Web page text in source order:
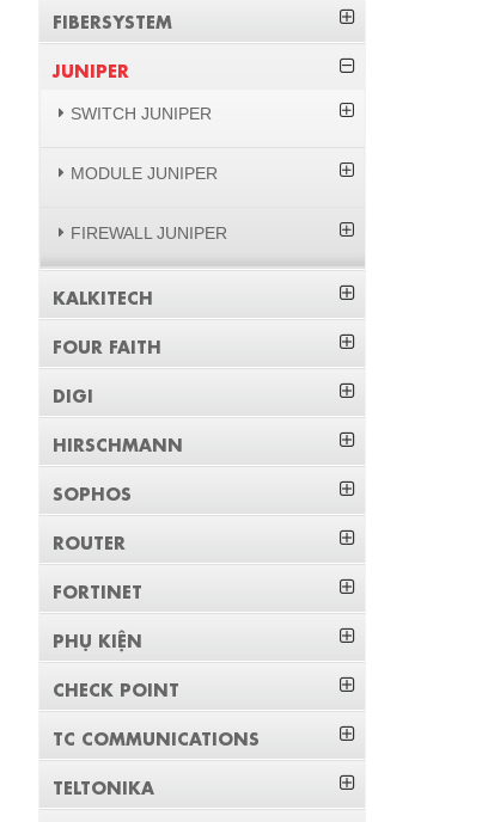
FIBERSYSTEM
JUNIPER
SWITCH JUNIPER
MODULE JUNIPER
FIREWALL JUNIPER
KALKITECH
FOUR FAITH
DIGI
HIRSCHMANN
SOPHOS
ROUTER
FORTINET
PHỤ KIỆN
CHECK POINT
TC COMMUNICATIONS
TELTONIKA